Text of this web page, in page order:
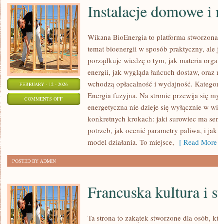
FEBRUARY - 12 - 2026
COMMENTS OFFON
INSTALACJE
MAŁOSKALOWE
Instalacje domowe i
Wikana BioEnergia to platforma
temat bioenergii w sposób praktyczny, ale
porządkuje wiedzę o tym, jak materia
energii, jak wygląda łańcuch dostaw,
wchodzą opłacalność i wydajność.
Energia fuzyjna. Na stronie przewija się
energetyczna nie dzieje się wyłącznie w
konkretnych krokach: jaki surowiec ma
potrzeb, jak ocenić parametry paliwa, i
model działania. To miejsce, [ Read
POSTED BY ADMIN
Francuska kultura i
Ta strona to zakątek stworzone dla osób,